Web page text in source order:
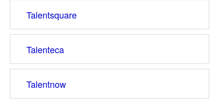
Talentsquare
Talenteca
Talentnow